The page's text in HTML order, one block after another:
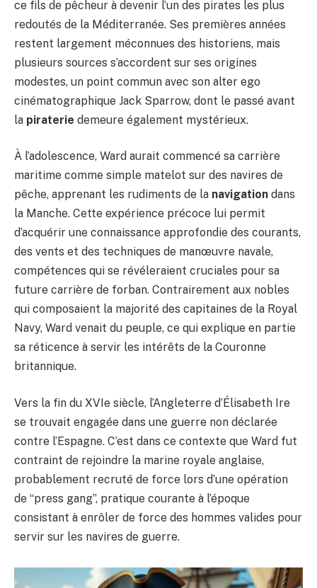
ce fils de pêcheur à devenir l’un des pirates les plus
redoutés de la Méditerranée. Ses premières années
restent largement méconnues des historiens, mais
plusieurs sources s’accordent sur ses origines
modestes, un point commun avec son alter ego
cinématographique Jack Sparrow, dont le passé avant
la piraterie demeure également mystérieux.
À l’adolescence, Ward aurait commencé sa carrière
maritime comme simple matelot sur des navires de
pêche, apprenant les rudiments de la navigation dans
la Manche. Cette expérience précoce lui permit
d’acquérir une connaissance approfondie des courants,
des vents et des techniques de manœuvre navale,
compétences qui se révéleraient cruciales pour sa
future carrière de forban. Contrairement aux nobles
qui composaient la majorité des capitaines de la Royal
Navy, Ward venait du peuple, ce qui explique en partie
sa réticence à servir les intérêts de la Couronne
britannique.
Vers la fin du XVIe siècle, l’Angleterre d’Élisabeth Ire
se trouvait engagée dans une guerre non déclarée
contre l’Espagne. C’est dans ce contexte que Ward fut
contraint de rejoindre la marine royale anglaise,
probablement recruté de force lors d’une opération
de “press gang”, pratique courante à l’époque
consistant à enrôler de force des hommes valides pour
servir sur les navires de guerre.